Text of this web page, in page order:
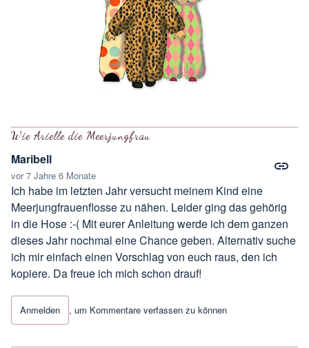
Wie Arielle die Meerjungfrau
Maribell
vor 7 Jahre 6 Monate
Ich habe im letzten Jahr versucht meinem Kind eine
Meerjungfrauenflossezu nähen. Leider ging das gehörig
in die Hose :-( Mit eurer Anleitung werde ich dem ganzen
dieses Jahr nochmal eine Chance geben. Alternativ suche
ich mir einfach einen Vorschlag von euch raus, den ich
kopiere. Da freue ich mich schon drauf!
Anmelden , um Kommentare verfassen zu können